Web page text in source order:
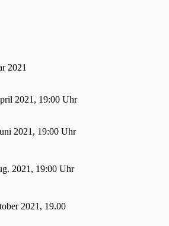
2021
2021, 19:00 Uhr
2021, 19:00 Uhr
2021, 19:00 Uhr
2021, 19.00